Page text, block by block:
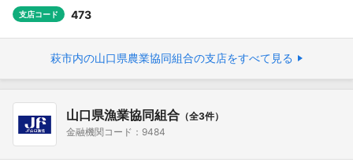
支店コード 473
萩市内の山口県農業協同組合の支店をすべて見る
山口県漁業協同組合 （全3件）
金融機関コード：9484